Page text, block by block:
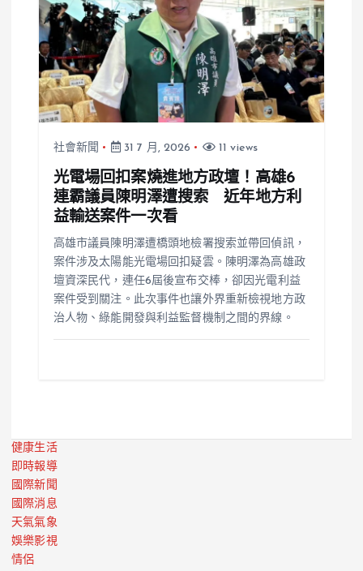
社會新聞 31 7 月, 2026 11 views
光電場回扣案燒進地方政壇！高雄6
連霸議員陳明澤遭搜索 近年地方利
益輸送案件一次看
高雄市議員陳明澤遭橋頭地檢署搜索並帶回偵訊，
案件涉及太陽能光電場回扣疑雲。陳明澤為高雄政
壇資深民代，連任6屆後宣布交棒，卻因光電利益
案件受到關注。此次事件也讓外界重新檢視地方政
治人物、綠能開發與利益監督機制之間的界線。
健康生活
即時報導
國際新聞
國際消息
天氣氣象
娛樂影視
情侶